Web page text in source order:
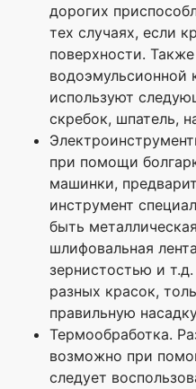
дорогих
тех случаях, если
поверхности.
водоэмульсионной
используют
скребок, шпатель,
при помощи
машинки,
инструмент
быть
шлифовальная
зернистостью и
разных красок,
правильную
Термообработка.
возможно при
следует